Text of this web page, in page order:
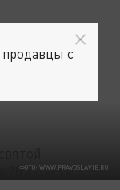
ФОТО: WWW.PRAVOSLAVIE.RU
с